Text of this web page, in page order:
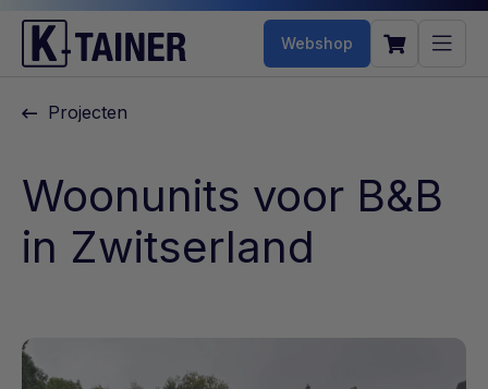
Webshop
Projecten
Woonunits voor B&B
in Zwitserland